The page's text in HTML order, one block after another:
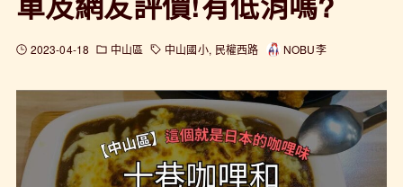
2023-04-18 中山區 中山國小 民權西路 NOBU李